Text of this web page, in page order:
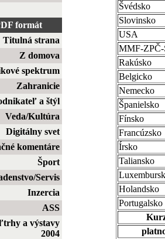
formát
Titulná strana
Z domova
spektrum
Zahranicie
a štýl
Veda/Kultúra
Digitálny svet
komentáre
Šport
Servis
Inzercia
ASS
a výstavy
2004
Švédsko
Slovinsko
USA
MMF-
Rakúsko
Belgicko
Nemecko
Španielsko
Fínsko
Francúzsko
Írsko
Taliansko
Holandsko
Portugalsko